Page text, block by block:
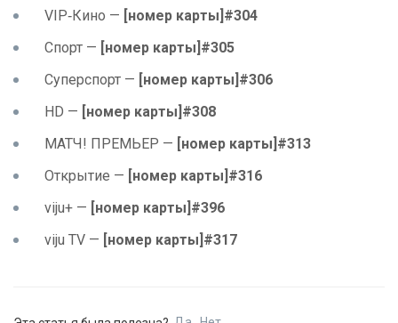
VIP‑Кино — [номер карты]#304
Спорт — [номер карты]#305
Суперспорт — [номер карты]#306
HD — [номер карты]#308
МАТЧ! ПРЕМЬЕР — [номер карты]#313
Открытие — [номер карты]#316
viju+ — [номер карты]#396
viju TV — [номер карты]#317